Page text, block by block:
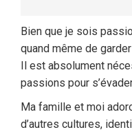
Bien que je sois
quand même de
Il est absolument
passions pour
Ma famille et moi
d’autres cultures,